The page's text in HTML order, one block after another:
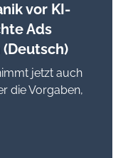
vor KI-
Ads
jetzt auch
die Vorgaben,